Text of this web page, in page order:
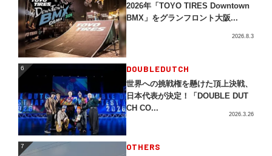
2026年「TOYO TIRES Downtown
BMX」をグランフロント大阪...
2026.8.3
6 DOUBLEDUTCH
世界への挑戦権を懸けた頂上決戦、
日本代表が決定！「DOUBLE DUT
CH CO...
2026.3.26
7 OTHERS